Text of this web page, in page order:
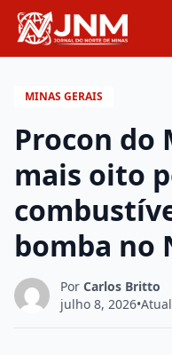
MINAS GERAIS
Procon do
mais oito
bomba no
Por Carlos Britto
julho 8, 2026•